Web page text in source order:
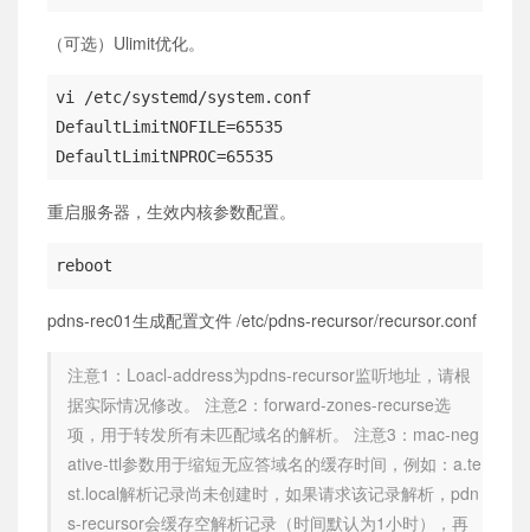
（可选）Ulimit优化。
vi /etc/systemd/system.conf
DefaultLimitNOFILE=65535
DefaultLimitNPROC=65535
重启服务器，生效内核参数配置。
reboot
pdns-rec01生成配置文件 /etc/pdns-recursor/recursor.conf
注意1：Loacl-address为pdns-recursor监听地址，请根
据实际情况修改。 注意2：forward-zones-recurse选
项，用于转发所有未匹配域名的解析。 注意3：mac-neg
ative-ttl参数用于缩短无应答域名的缓存时间，例如：a.te
st.local解析记录尚未创建时，如果请求该记录解析，pdn
s-recursor会缓存空解析记录（时间默认为1小时），再